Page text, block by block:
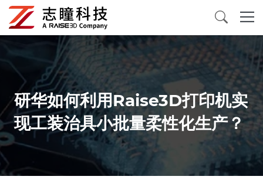
三维扫描仪
3D打印材料
研华如何利用Raise3D打印机实
现工装治具小批量柔性化生产？